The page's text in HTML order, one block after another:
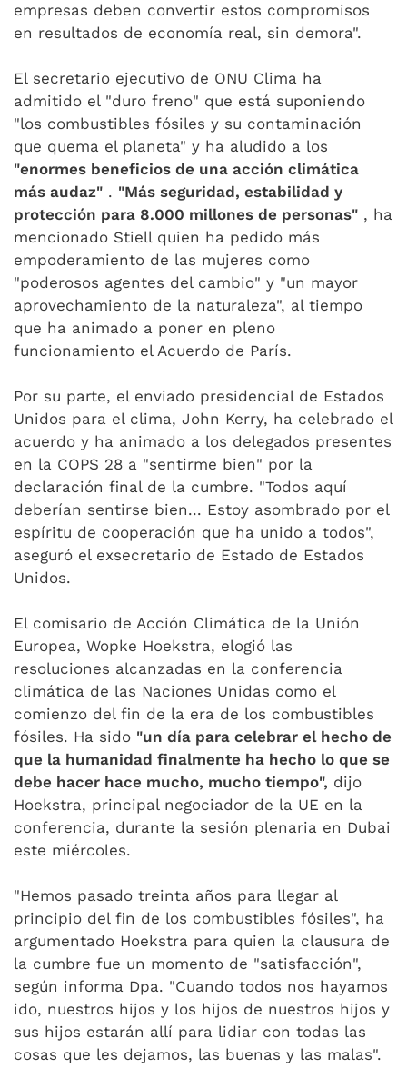
empresas deben convertir estos compromisos
en resultados de economía real, sin demora".
El secretario ejecutivo de ONU Clima ha
admitido el "duro freno" que está suponiendo
"los combustibles fósiles y su contaminación
que quema el planeta" y ha aludido a los
"enormes beneficios de una acción climática
más audaz" . "Más seguridad, estabilidad y
protección para 8.000 millones de personas" , ha
mencionado Stiell quien ha pedido más
empoderamiento de las mujeres como
"poderosos agentes del cambio" y "un mayor
aprovechamiento de la naturaleza", al tiempo
que ha animado a poner en pleno
funcionamiento el Acuerdo de París.
Por su parte, el enviado presidencial de Estados
Unidos para el clima, John Kerry, ha celebrado el
acuerdo y ha animado a los delegados presentes
en la COPS 28 a "sentirme bien" por la
declaración final de la cumbre. "Todos aquí
deberían sentirse bien... Estoy asombrado por el
espíritu de cooperación que ha unido a todos",
aseguró el exsecretario de Estado de Estados
Unidos.
El comisario de Acción Climática de la Unión
Europea, Wopke Hoekstra, elogió las
resoluciones alcanzadas en la conferencia
climática de las Naciones Unidas como el
comienzo del fin de la era de los combustibles
fósiles. Ha sido "un día para celebrar el hecho de
que la humanidad finalmente ha hecho lo que se
debe hacer hace mucho, mucho tiempo", dijo
Hoekstra, principal negociador de la UE en la
conferencia, durante la sesión plenaria en Dubai
este miércoles.
"Hemos pasado treinta años para llegar al
principio del fin de los combustibles fósiles", ha
argumentado Hoekstra para quien la clausura de
la cumbre fue un momento de "satisfacción",
según informa Dpa. "Cuando todos nos hayamos
ido, nuestros hijos y los hijos de nuestros hijos y
sus hijos estarán allí para lidiar con todas las
cosas que les dejamos, las buenas y las malas".